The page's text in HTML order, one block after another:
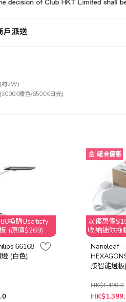
戶派送
約2W)
暖色/6500K日光)
換購Usatisfy
(原價$269)
66168
(白色)
組合優惠
以優惠價
收納迷你拖
Nanoleaf -
接智能燈
HK$1,499.0
特